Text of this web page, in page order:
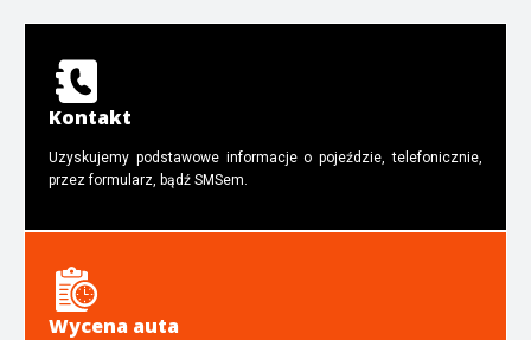
Kontakt
Uzyskujemy podstawowe informacje o pojeździe, telefonicznie,
przez formularz, bądź SMSem.
Wycena auta